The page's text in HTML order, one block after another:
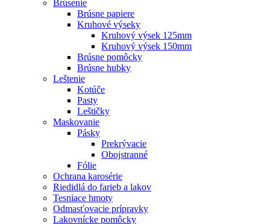
Brúsenie
Brúsne papiere
Kruhové výseky
Kruhový výsek 125mm
Kruhový výsek 150mm
Brúsne pomôcky
Brúsne hubky
Leštenie
Kotúče
Pasty
Leštičky
Maskovanie
Pásky
Prekrývacie
Obojstranné
Fólie
Ochrana karosérie
Riedidlá do farieb a lakov
Tesniace hmoty
Odmasťovacie prípravky
Lakovnícke pomôcky